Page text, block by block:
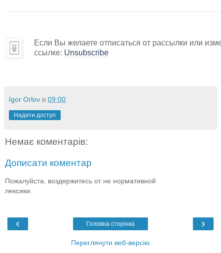
Если Вы желаете отписаться от рассылки или
ссылке: Unsubscribe
Igor Orlov о 09:00
Надати доступ
Немає коментарів:
Дописати коментар
Пожалуйста, воздержитесь от не нормативной
лексики.
‹ ›
Головна сторінка
Переглянути веб-версію